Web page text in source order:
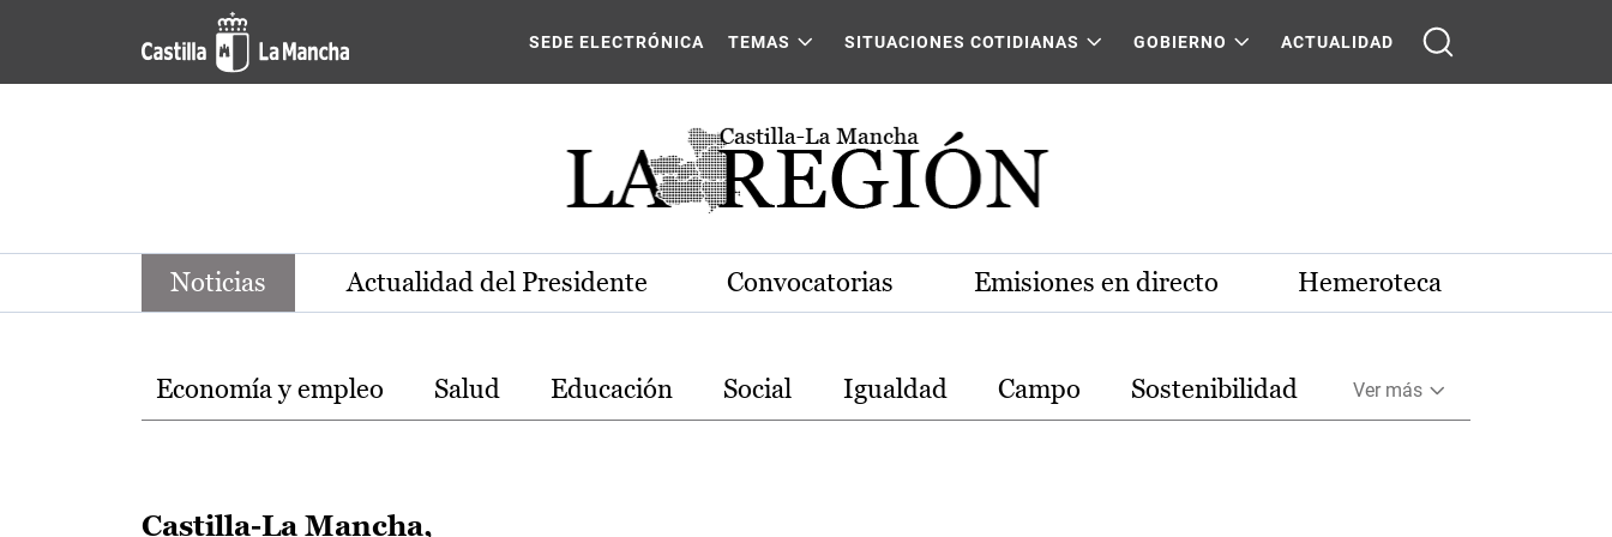
Pasar al contenido principal
Noticias de la región de Castilla-La Mancha
SEDE ELECTRÓNICA TEMAS SITUACIONES COTIDIANAS GOBIERNO ACTUALIDAD
Noticias Actualidad del Presidente Convocatorias Emisiones en directo Hemeroteca
Temas
Economía y empleo Salud Educación Social Igualdad Campo Sostenibilidad Ver más
Castilla-La Mancha,